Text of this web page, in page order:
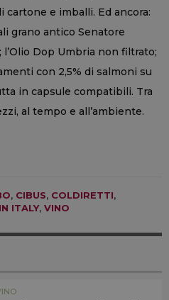
cartone e imballi. Ed ancora:
grano antico Senatore
Dop Umbria non filtrato;
con 2,5% di salmoni su
in capsule compatibili. Tra
al tempo e all’ambiente.
, CIBUS, COLDIRETTI,
ITALY, VINO